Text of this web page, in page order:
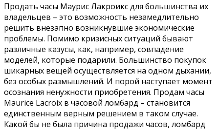
Продать часы Маурис Лакроикс для большинства их
владельцев – это возможность незамедлительно
решить внезапно возникнувшие экономические
проблемы. Помимо кризисных ситуаций бывают
различные казусы, как, например, совпадение
моделей, которые подарили. Большинство покупок
шикарных вещей осуществляется на одном дыхании,
без особых размышлений. И порой наступает момент
осознания ненужности приобретения. Продам часы
Maurice Lacroix в часовой ломбард – становится
единственным верным решением в таком случае.
Какой бы не была причина продажи часов, ломбард